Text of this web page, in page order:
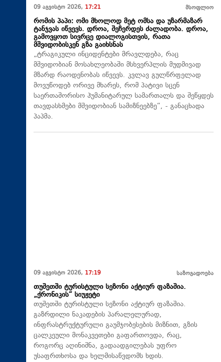
09 აგვისტო 2026, 17:21 მსოფლიო
რომის პაპი: ომი მხოლოდ მეტ ომსა და უზარმაზარ
ტანჯვას იწვევს. დროა, შეჩერდეს ძალადობა. დროა,
გამოვყოთ სივრცე დიალოგისთვის, რათა
მშვიდობისკენ გზა გაიხსნას
„ტრაგიკული ინციდენტები მრავლდება, რაც
მშვიდობიან მოსახლეობაში მსხვერპლის მუდმივად
მზარდ რაოდენობას იწვევს. კვლავ გულწრფელად
მოვუწოდებ ორივე მხარეს, რომ პატივი სცენ
საერთაშორისო ჰუმანიტარულ სამართალს და შეწყდეს
თავდასხმები მშვიდობიან სამიზნეებზე“, - განაცხადა
პაპმა.
09 აგვისტო 2026, 17:19 საზოგადოება
თუშეთში ტურისტული სეზონი აქტიურ ფაზაშია.
„ქრონიკის“ სიუჟეტი
თუშეთში ტურისტული სეზონი აქტიურ ფაზაშია.
გაზრდილი ნაკადების პარალელურად,
ინფრასტრუქტურული გაუმჯობესების მიზნით, გზის
ცალკეული მონაკვეთები გაფართოვდა, რაც,
როგორც აღინიშნა, გადაადგილებას უფრო
უსაფრთხოსა და ხელმისაწვდომს ხდის.